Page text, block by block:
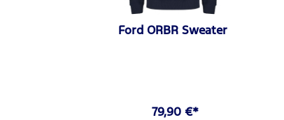
Ford ORBR Sweater
79,90 €*